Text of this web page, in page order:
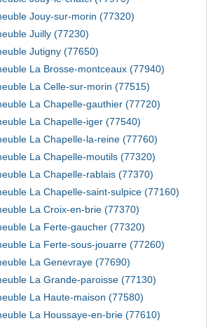
Jouy-sur-morin (77320)
Juilly (77230)
Jutigny (77650)
La Brosse-montceaux (77940)
La Celle-sur-morin (77515)
La Chapelle-gauthier (77720)
La Chapelle-iger (77540)
La Chapelle-la-reine (77760)
La Chapelle-moutils (77320)
La Chapelle-rablais (77370)
La Chapelle-saint-sulpice (77160)
La Croix-en-brie (77370)
La Ferte-gaucher (77320)
La Ferte-sous-jouarre (77260)
La Genevraye (77690)
La Grande-paroisse (77130)
La Haute-maison (77580)
La Houssaye-en-brie (77610)